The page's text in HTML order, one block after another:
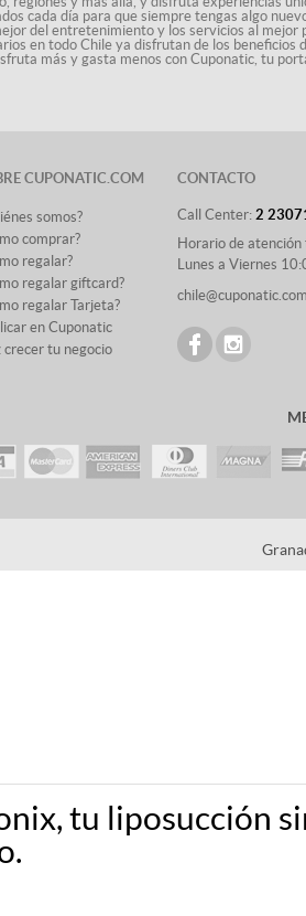
cada día para que siempre tengas algo
del entretenimiento y los servicios al
en todo Chile ya disfrutan de los
más y gasta menos con Cuponatic, tu
CUPONATIC.COM
somos?
comprar?
regalar?
regalar giftcard?
regalar Tarjeta?
en Cuponatic
crecer tu negocio
CONTACTO
Call Center: 2
Horario de atención
Lunes a Viernes
chile@cuponatic.com
tu liposucción